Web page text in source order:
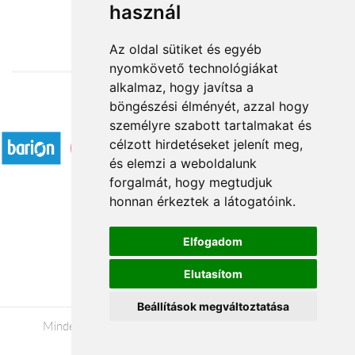
használ
Az oldal sütiket és egyéb
nyomkövető technológiákat
alkalmaz, hogy javítsa a
böngészési élményét, azzal hogy
személyre szabott tartalmakat és
célzott hirdetéseket jelenít meg,
és elemzi a weboldalunk
forgalmát, hogy megtudjuk
honnan érkeztek a látogatóink.
Elfogadom
Elutasítom
Beállítások megváltoztatása
26 320 Ft-tól
Elfogadott fizetési módok
Á.SZ.F.
Impresszum
Adatkezelési tájékoztató
Minden jog fenntartva © 2026 |